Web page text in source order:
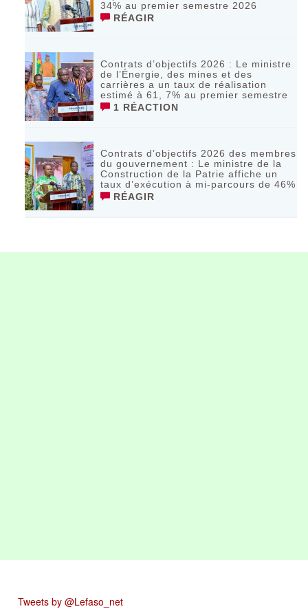
34% au premier semestre 2026
RÉAGIR
Contrats d’objectifs 2026 : Le ministre
de l’Énergie, des mines et des
carrières a un taux de réalisation
estimé à 61, 7% au premier semestre
1 RÉACTION
Contrats d’objectifs 2026 des membres
du gouvernement : Le ministre de la
Construction de la Patrie affiche un
taux d’exécution à mi-parcours de 46%
RÉAGIR
Tweets by @Lefaso_net